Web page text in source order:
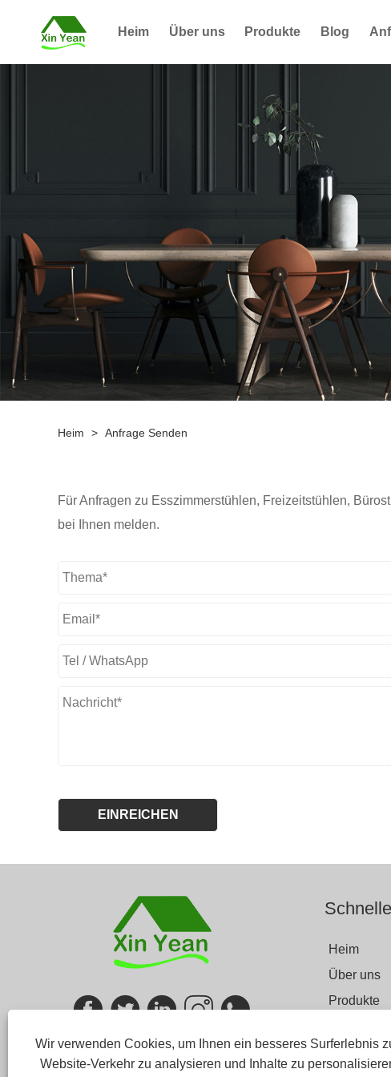
Heim Über uns Produkte Blog
Heim > Anfrage Senden
Für Anfragen zu Esszimmerstühlen, Freizeitstühlen,
bei Ihnen melden.
Wir verwenden Cookies, um Ihnen ein besseres Surferlebnis
Website-Verkehr zu analysieren und Inhalte zu
Heim
Über uns
Produkte
Anfrage